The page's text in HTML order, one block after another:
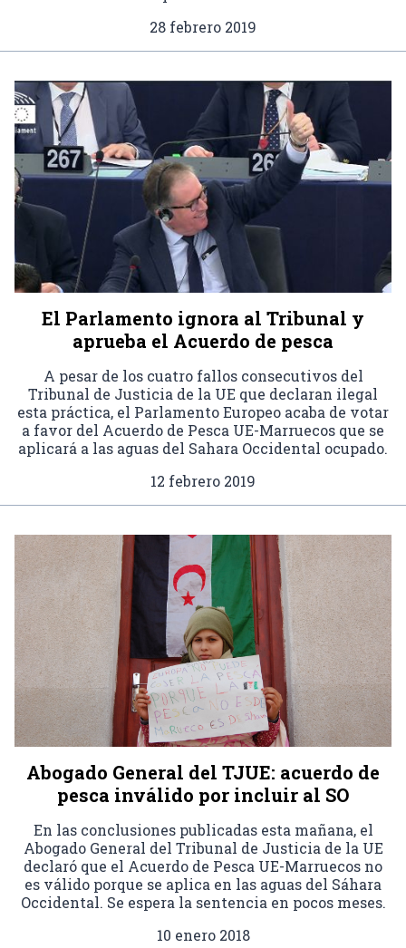
28 febrero 2019
El Parlamento ignora al Tribunal y
aprueba el Acuerdo de pesca
A pesar de los cuatro fallos consecutivos del
Tribunal de Justicia de la UE que declaran ilegal
esta práctica, el Parlamento Europeo acaba de votar
a favor del Acuerdo de Pesca UE-Marruecos que se
aplicará a las aguas del Sahara Occidental ocupado.
12 febrero 2019
Abogado General del TJUE: acuerdo de
pesca inválido por incluir al SO
En las conclusiones publicadas esta mañana, el
Abogado General del Tribunal de Justicia de la UE
declaró que el Acuerdo de Pesca UE-Marruecos no
es válido porque se aplica en las aguas del Sáhara
Occidental. Se espera la sentencia en pocos meses.
10 enero 2018